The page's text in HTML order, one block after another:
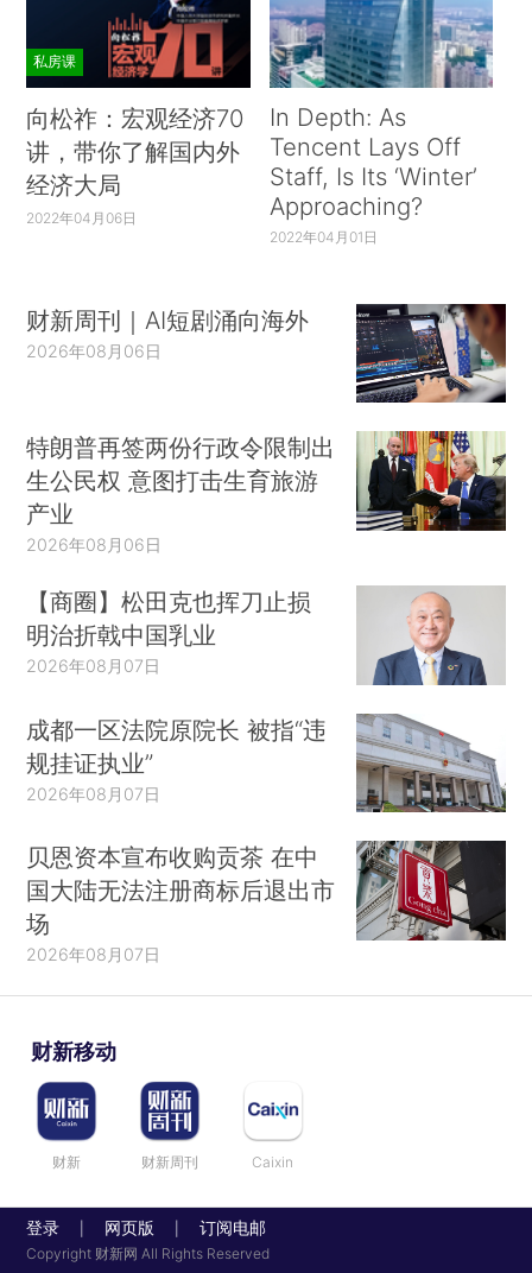
私房课
向松祚：宏观经济70
讲，带你了解国内外
经济大局
2022年04月06日
In Depth: As
Tencent Lays Off
Staff, Is Its ‘Winter’
Approaching?
2022年04月01日
财新周刊｜AI短剧涌向海外
2026年08月06日
特朗普再签两份行政令限制出
生公民权 意图打击生育旅游
产业
2026年08月06日
【商圈】松田克也挥刀止损
明治折戟中国乳业
2026年08月07日
成都一区法院原院长 被指“违
规挂证执业”
2026年08月07日
贝恩资本宣布收购贡茶 在中
国大陆无法注册商标后退出市
场
2026年08月07日
财新移动
财新 财新周刊 Caixin
登录 网页版 订阅电邮
Copyright 财新网 All Rights Reserved